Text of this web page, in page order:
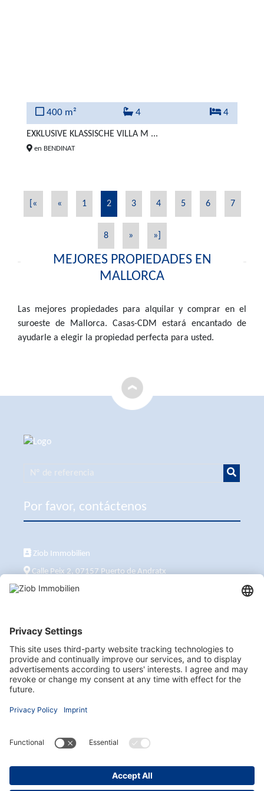
400 m² 4 4
EXKLUSIVE KLASSISCHE VILLA M ...
en BENDINAT
[« « 1 2 3 4 5 6 7
8 » »]
MEJORES PROPIEDADES EN
MALLORCA
Las mejores propiedades para alquilar y comprar en el
suroeste de Mallorca. Casas-CDM estará encantado de
ayudarle a elegir la propiedad perfecta para usted.
Por favor, contáctenos
Ziob Immobilien
Calle Peix 2, 07157 Puerto de Andratx
+34 651 861 336
También visítenos aquí
Suscribirse al boletín informativo